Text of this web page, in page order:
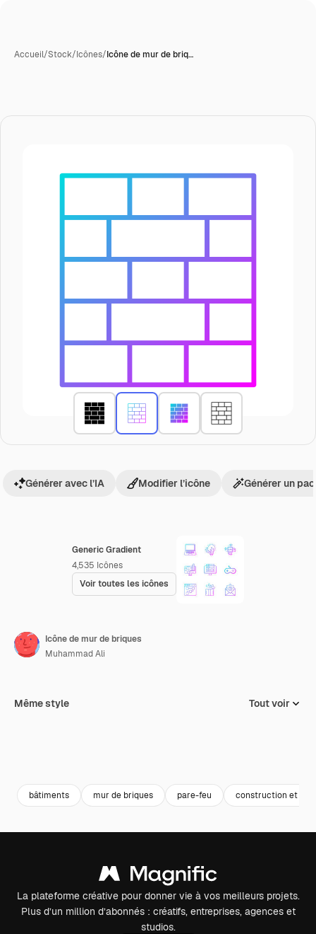
Accueil/Stock/Icônes/Icône de mur de briq…
Generic Gradient
4,535 Icônes
Voir toutes les icônes
Générer avec l’IA Modifier l’icône Générer un
Icône de mur de briques
Muhammad Ali
Même style Tout voir
bâtiments mur de briques pare-feu construction et
La plateforme créative pour donner vie à vos meilleurs projets.
Plus d’un million d’abonnés : créatifs, entreprises, agences et
studios.